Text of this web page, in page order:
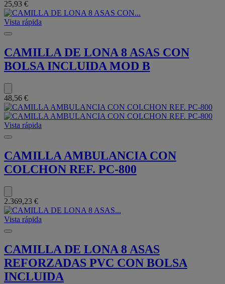
25,93 €
Vista rápida
CAMILLA DE LONA 8 ASAS CON
BOLSA INCLUIDA MOD B
48,56 €
Vista rápida
CAMILLA AMBULANCIA CON
COLCHON REF. PC-800
2.369,23 €
Vista rápida
CAMILLA DE LONA 8 ASAS
REFORZADAS PVC CON BOLSA
INCLUIDA